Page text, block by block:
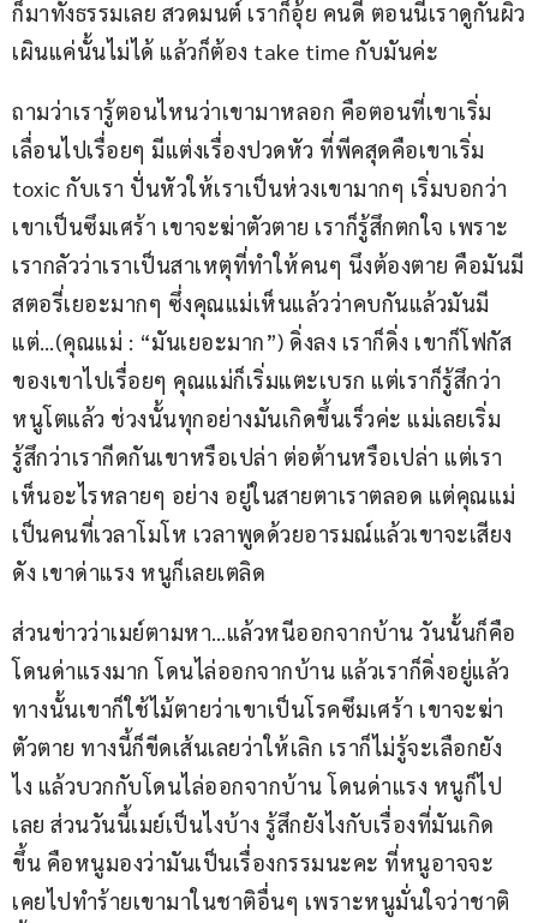
ก็มาทั้งธรรมเลย สวดมนต์ เราก็อุ้ย คนดี ตอนนี้เราดูกันผิว
เผินแค่นั้นไม่ได้ แล้วก็ต้อง take time กับมันค่ะ
ถามว่าเรารู้ตอนไหนว่าเขามาหลอก คือตอนที่เขาเริ่ม
เลื่อนไปเรื่อยๆ มีแต่งเรื่องปวดหัว ที่พีคสุดคือเขาเริ่ม
toxic กับเรา ปั่นหัวให้เราเป็นห่วงเขามากๆ เริ่มบอกว่า
เขาเป็นซึมเศร้า เขาจะฆ่าตัวตาย เราก็รู้สึกตกใจ เพราะ
เรากลัวว่าเราเป็นสาเหตุที่ทำให้คนๆ นึงต้องตาย คือมันมี
สตอรี่เยอะมากๆ ซึ่งคุณแม่เห็นแล้วว่าคบกันแล้วมันมี
แต่…(คุณแม่ : “มันเยอะมาก”) ดิ่งลง เราก็ดิ่ง เขาก็โฟกัส
ของเขาไปเรื่อยๆ คุณแม่ก็เริ่มแตะเบรก แต่เราก็รู้สึกว่า
หนูโตแล้ว ช่วงนั้นทุกอย่างมันเกิดขึ้นเร็วค่ะ แม่เลยเริ่ม
รู้สึกว่าเรากีดกันเขาหรือเปล่า ต่อต้านหรือเปล่า แต่เรา
เห็นอะไรหลายๆ อย่าง อยู่ในสายตาเราตลอด แต่คุณแม่
เป็นคนที่เวลาโมโห เวลาพูดด้วยอารมณ์แล้วเขาจะเสียง
ดัง เขาด่าแรง หนูก็เลยเตลิด
ส่วนข่าวว่าเมย์ตามหา…แล้วหนีออกจากบ้าน วันนั้นก็คือ
โดนด่าแรงมาก โดนไล่ออกจากบ้าน แล้วเราก็ดิ่งอยู่แล้ว
ทางนั้นเขาก็ใช้ไม้ตายว่าเขาเป็นโรคซึมเศร้า เขาจะฆ่า
ตัวตาย ทางนี้ก็ขีดเส้นเลยว่าให้เลิก เราก็ไม่รู้จะเลือกยัง
ไง แล้วบวกกับโดนไล่ออกจากบ้าน โดนด่าแรง หนูก็ไป
เลย ส่วนวันนี้เมย์เป็นไงบ้าง รู้สึกยังไงกับเรื่องที่มันเกิด
ขึ้น คือหนูมองว่ามันเป็นเรื่องกรรมนะคะ ที่หนูอาจจะ
เคยไปทำร้ายเขามาในชาติอื่นๆ เพราะหนูมั่นใจว่าชาติ